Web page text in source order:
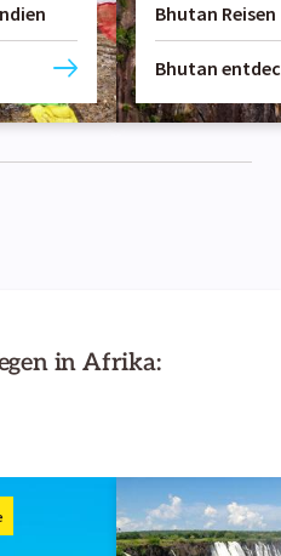
Bhutan Reisen
Bhutan
in Afrika: